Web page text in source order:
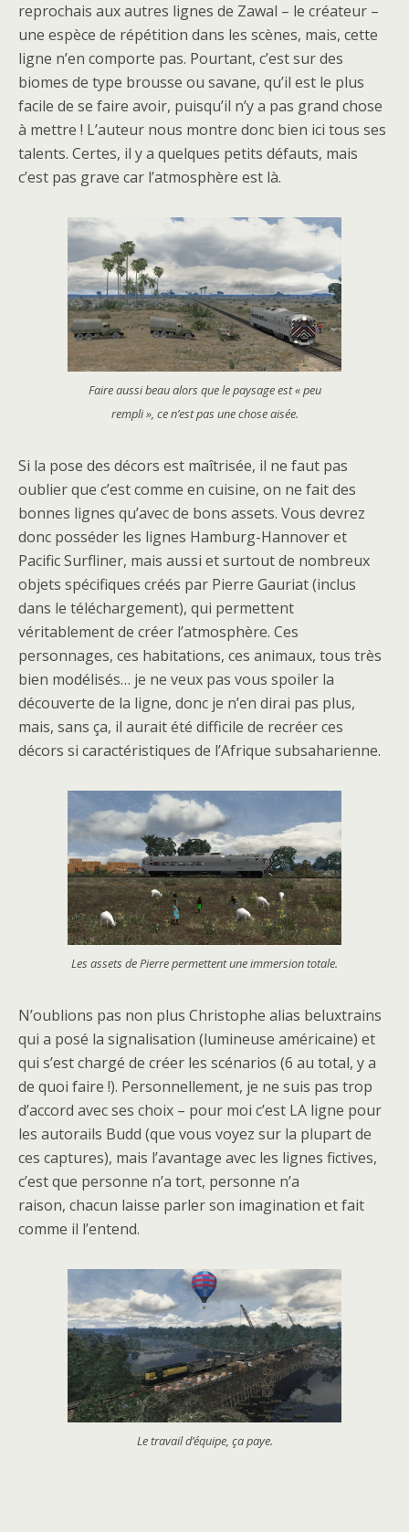
reprochais aux autres lignes de Zawal – le créateur –
une espèce de répétition dans les scènes, mais, cette
ligne n’en comporte pas. Pourtant, c’est sur des
biomes de type brousse ou savane, qu’il est le plus
facile de se faire avoir, puisqu’il n’y a pas grand chose
à mettre ! L’auteur nous montre donc bien ici tous ses
talents. Certes, il y a quelques petits défauts, mais
c’est pas grave car l’atmosphère est là.
Faire aussi beau alors que le paysage est « peu
rempli », ce n’est pas une chose aisée.
Si la pose des décors est maîtrisée, il ne faut pas
oublier que c’est comme en cuisine, on ne fait des
bonnes lignes qu’avec de bons assets. Vous devrez
donc posséder les lignes Hamburg-Hannover et
Pacific Surfliner, mais aussi et surtout de nombreux
objets spécifiques créés par Pierre Gauriat (inclus
dans le téléchargement), qui permettent
véritablement de créer l’atmosphère. Ces
personnages, ces habitations, ces animaux, tous très
bien modélisés… je ne veux pas vous spoiler la
découverte de la ligne, donc je n’en dirai pas plus,
mais, sans ça, il aurait été difficile de recréer ces
décors si caractéristiques de l’Afrique subsaharienne.
Les assets de Pierre permettent une immersion totale.
N’oublions pas non plus Christophe alias beluxtrains
qui a posé la signalisation (lumineuse américaine) et
qui s’est chargé de créer les scénarios (6 au total, y a
de quoi faire !). Personnellement, je ne suis pas trop
d’accord avec ses choix – pour moi c’est LA ligne pour
les autorails Budd (que vous voyez sur la plupart de
ces captures), mais l’avantage avec les lignes fictives,
c’est que personne n’a tort, personne n’a
raison, chacun laisse parler son imagination et fait
comme il l’entend.
Le travail d’équipe, ça paye.